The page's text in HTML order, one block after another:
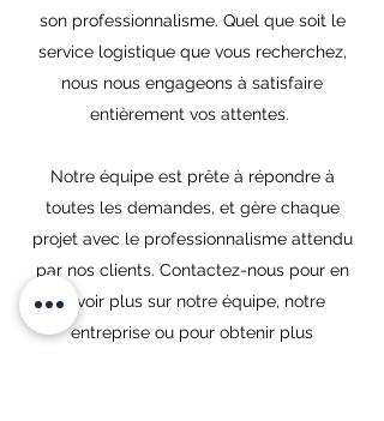
son professionnalisme. Quel que soit le
service logistique que vous recherchez,
nous nous engageons à satisfaire
entièrement vos attentes.
Notre équipe est prête à répondre à
toutes les demandes, et gère chaque
projet avec le professionnalisme attendu
par nos clients. Contactez-nous pour en
savoir plus sur notre équipe, notre
entreprise ou pour obtenir plus